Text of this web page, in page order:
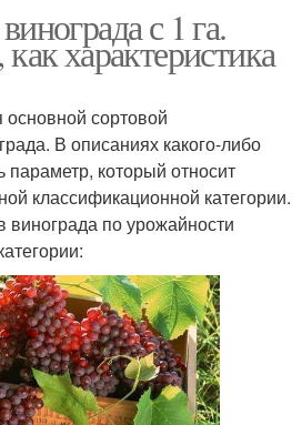
с 1 га.
характеристика
сортовой
В описаниях какого-либо
параметр, который относит
классификационной категории.
винограда по урожайности